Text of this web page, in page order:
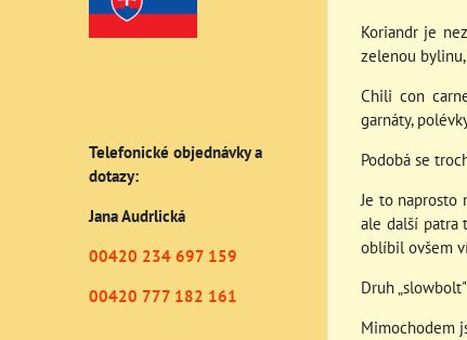
Koriandr je
zelenou
Chili con
garnáty,
Podobá se
Je to naprosto
ale další patra
oblíbil ovšem
Druh
Mimochodem
Telefonické objednávky a
dotazy:
Jana Audrlická
00420 234 697 159
00420 777 182 161